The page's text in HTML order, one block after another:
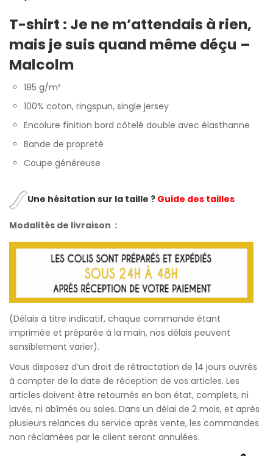
based
on
customer
ratings
T-shirt : Je ne m’attendais à rien,
mais je suis quand même déçu –
Malcolm
185 g/m²
100% coton, ringspun, single jersey
Encolure finition bord côtelé double avec élasthanne
Bande de propreté
Coupe généreuse
Une hésitation sur la taille ? Guide des tailles
Modalités de livraison :
(Délais à titre indicatif, chaque commande étant
imprimée et préparée à la main, nos délais peuvent
sensiblement varier).
Vous disposez d’un droit de rétractation de 14 jours ouvrés
à compter de la date de réception de vos articles. Les
articles doivent être retournés en bon état, complets, ni
lavés, ni abîmés ou sales. Dans un délai de 2 mois, et après
plusieurs relances du service après vente, les commandes
non réclamées par le client seront annulées.